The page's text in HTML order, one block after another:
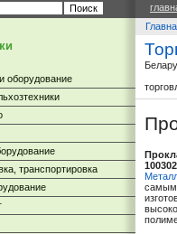
оборудование
транспортировка
самым